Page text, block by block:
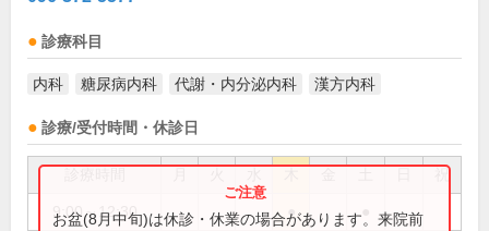
診療科目
内科 糖尿病内科 代謝・内分泌内科 漢方内科
診療/受付時間・休診日
祝
9:00～12:30 ●
お盆(8月中旬)は休診・休業の場合があります。来院前